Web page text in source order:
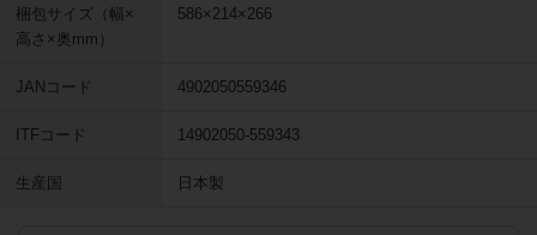
梱包サイズ（幅×
高さ×奥mm）
586×214×266
JANコード 4902050559346
ITFコード 14902050-559343
生産国 日本製